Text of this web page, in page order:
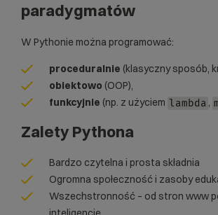
paradygmatów
W Pythonie można programować:
proceduralnie (klasyczny sposób,
obiektowo (OOP),
funkcyjnie (np. z użyciem lambda ,
Zalety Pythona
Bardzo czytelna i prosta składnia
Ogromna społeczność i zasoby
Wszechstronność – od stron www